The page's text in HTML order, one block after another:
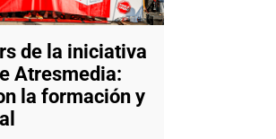
de la iniciativa
Atresmedia:
la formación y